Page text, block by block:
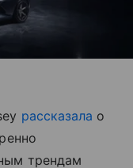
рассказала о
трендам